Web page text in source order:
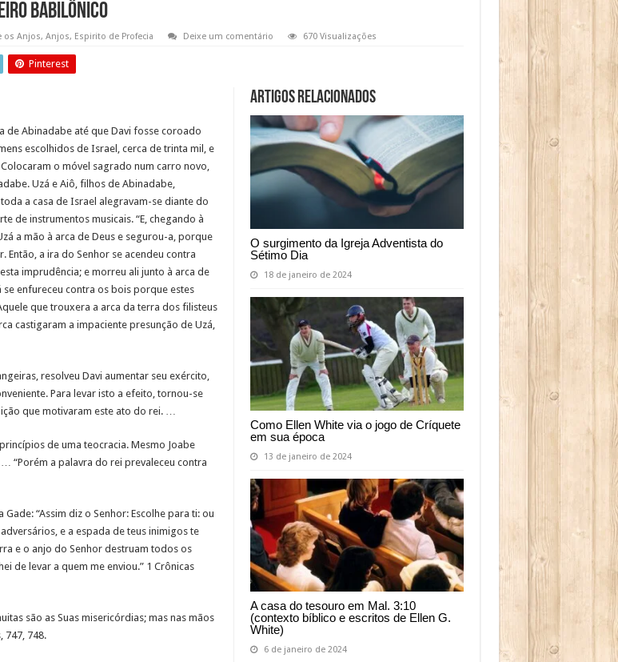
babilônico
os Anjos, Anjos, Espirito de Profecia Deixe um comentário 670 Visualizações
Pinterest
Artigos relacionados
O surgimento da Igreja Adventista do
Sétimo Dia
18 de janeiro de 2024
Como Ellen White via o jogo de Críquete
em sua época
13 de janeiro de 2024
A casa do tesouro em Mal. 3:10
(contexto bíblico e escritos de Ellen G.
White)
6 de janeiro de 2024
de Abinadabe até que Davi fosse coroado
escolhidos de Israel, cerca de trinta mil, e
o móvel sagrado num carro novo,
Uzá e Aiô, filhos de Abinadabe,
a casa de Israel alegravam-se diante do
de instrumentos musicais. “E, chegando à
a mão à arca de Deus e segurou-a, porque
Então, a ira do Senhor se acendeu contra
imprudência; e morreu ali junto à arca de
se enfureceu contra os bois porque estes
que trouxera a arca da terra dos filisteus
castigaram a impaciente presunção de Uzá,
resolveu Davi aumentar seu exército,
Para levar isto a efeito, tornou-se
que motivaram este ato do rei. …
de uma teocracia. Mesmo Joabe
“Porém a palavra do rei prevaleceu contra
“Assim diz o Senhor: Escolhe para ti: ou
e a espada de teus inimigos te
e o anjo do Senhor destruam todos os
de levar a quem me enviou.” 1 Crônicas
são as Suas misericórdias; mas nas mãos
747, 748.